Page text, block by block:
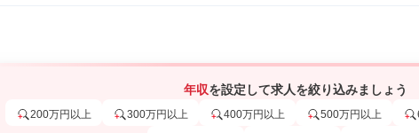
年収を設定して求人を絞り込みましょう
200万円以上 300万円以上 400万円以上 500万円以上